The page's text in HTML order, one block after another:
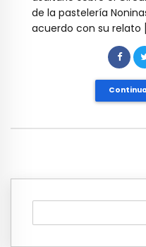
de la pastelería
acuerdo con su relato